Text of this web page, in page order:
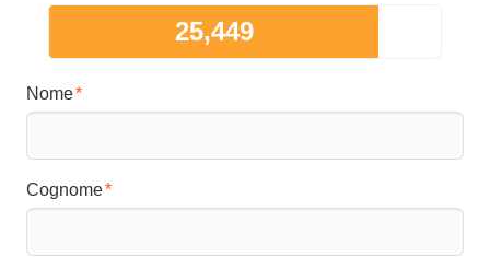
25,449
Nome
Cognome